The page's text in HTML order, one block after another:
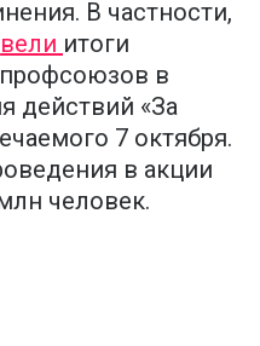
В частности,
итоги
в
действий «За
7 октября.
в акции
человек.